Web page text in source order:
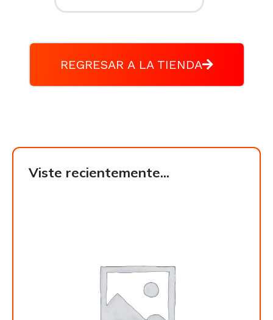
REGRESAR A LA TIENDA
Viste recientemente...